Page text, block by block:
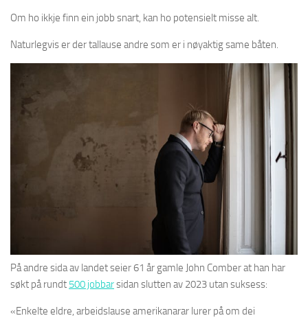
Om ho ikkje finn ein jobb snart, kan ho potensielt misse alt.
Naturlegvis er der tallause andre som er i nøyaktig same båten.
På andre sida av landet seier 61 år gamle John Comber at han har
søkt på rundt 500 jobbarsidan slutten av 2023 utan suksess:
«Enkelte eldre, arbeidslause amerikanarar lurer på om dei